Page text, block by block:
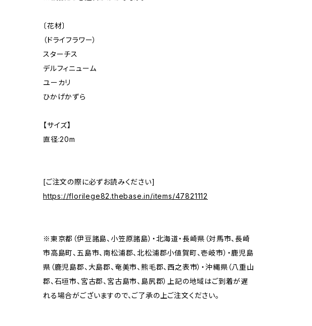
〔花材〕
（ドライフラワー）
スターチス
デルフィニューム
ユーカリ
ひかげかずら
【サイズ】
直径:20m
[ご注文の際に必ずお読みください]
https://florilege82.thebase.in/items/47821112
※東京都（伊豆諸島、小笠原諸島）・北海道・長崎県（対馬市、長崎
市高島町、五島市、南松浦郡、北松浦郡小値賀町、壱岐市）・鹿児島
県（鹿児島郡、大島郡、奄美市、熊毛郡、西之表市）・沖縄県（八重山
郡、石垣市、宮古郡、宮古島市、島尻郡）上記の地域はご到着が遅
れる場合がございますので、ご了承の上ご注文ください。